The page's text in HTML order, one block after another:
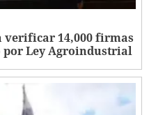
verificar 14,000 firmas
Ley Agroindustrial